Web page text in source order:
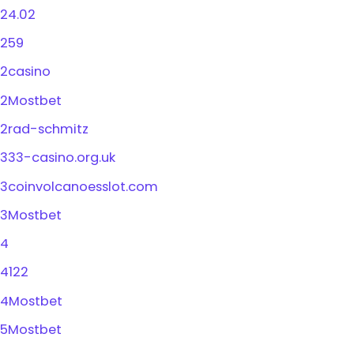
24.02
259
2casino
2Mostbet
2rad-schmitz
333-casino.org.uk
3coinvolcanoesslot.com
3Mostbet
4
4122
4Mostbet
5Mostbet